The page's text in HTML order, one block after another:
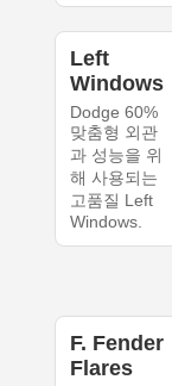
Left
Windows
Dodge 60%
맞춤형 외관
과 성능을 위
해 사용되는
고품질 Left
Windows.
F. Fender
Flares